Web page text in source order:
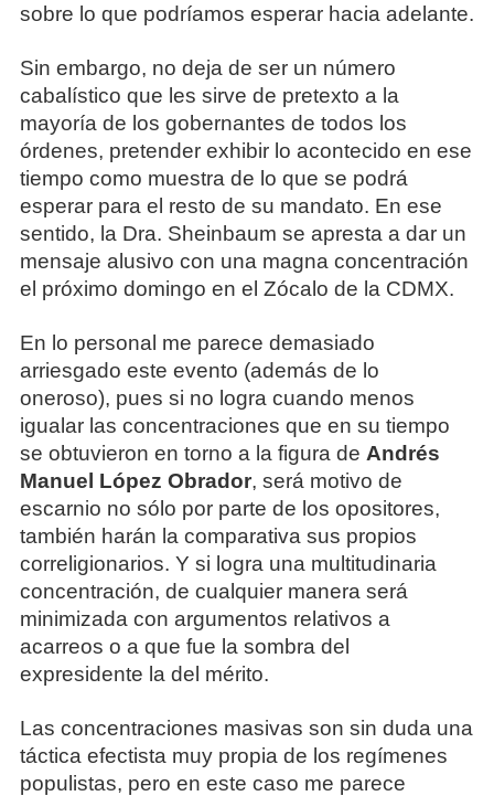
sobre lo que podríamos esperar hacia adelante.
Sin embargo, no deja de ser un número
cabalístico que les sirve de pretexto a la
mayoría de los gobernantes de todos los
órdenes, pretender exhibir lo acontecido en ese
tiempo como muestra de lo que se podrá
esperar para el resto de su mandato. En ese
sentido, la Dra. Sheinbaum se apresta a dar un
mensaje alusivo con una magna concentración
el próximo domingo en el Zócalo de la CDMX.
En lo personal me parece demasiado
arriesgado este evento (además de lo
oneroso), pues si no logra cuando menos
igualar las concentraciones que en su tiempo
se obtuvieron en torno a la figura de Andrés
Manuel López Obrador, será motivo de
escarnio no sólo por parte de los opositores,
también harán la comparativa sus propios
correligionarios. Y si logra una multitudinaria
concentración, de cualquier manera será
minimizada con argumentos relativos a
acarreos o a que fue la sombra del
expresidente la del mérito.
Las concentraciones masivas son sin duda una
táctica efectista muy propia de los regímenes
populistas, pero en este caso me parece